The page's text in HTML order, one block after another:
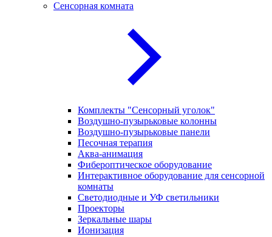
Сенсорная комната
Комплекты "Сенсорный уголок"
Воздушно-пузырьковые колонны
Воздушно-пузырьковые панели
Песочная терапия
Аква-анимация
Фибероптическое оборудование
Интерактивное оборудование для сенсорной
комнаты
Светодиодные и УФ светильники
Проекторы
Зеркальные шары
Ионизация